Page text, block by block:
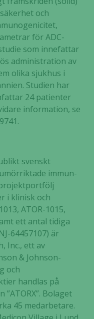
och
för ADC-
som innefattar
administration av
olika sjukhus i
Studien har
24 patienter
information, se
svenskt
immun-
i klinisk och
ATOR-1015,
ett antal tidiga
64457107) är
Inc., ett av
& Johnson-
och
handlas på
Bolaget
45 medarbetare.
Dessa kakor
inte att
välja bort. De
för
hemsidan
huvud
taget ska